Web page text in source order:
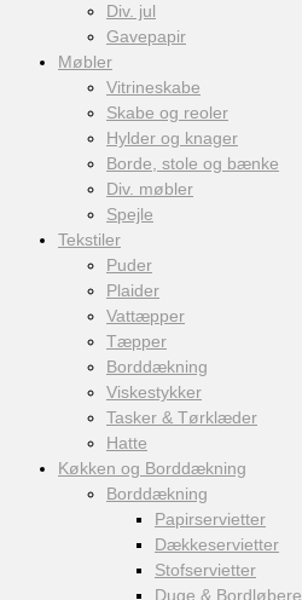
Div. jul
Gavepapir
Møbler
Vitrineskabe
Skabe og reoler
Hylder og knager
Borde, stole og bænke
Div. møbler
Spejle
Tekstiler
Puder
Plaider
Vattæpper
Tæpper
Borddækning
Viskestykker
Tasker & Tørklæder
Hatte
Køkken og Borddækning
Borddækning
Papirservietter
Dækkeservietter
Stofservietter
Duge & Bordløbere